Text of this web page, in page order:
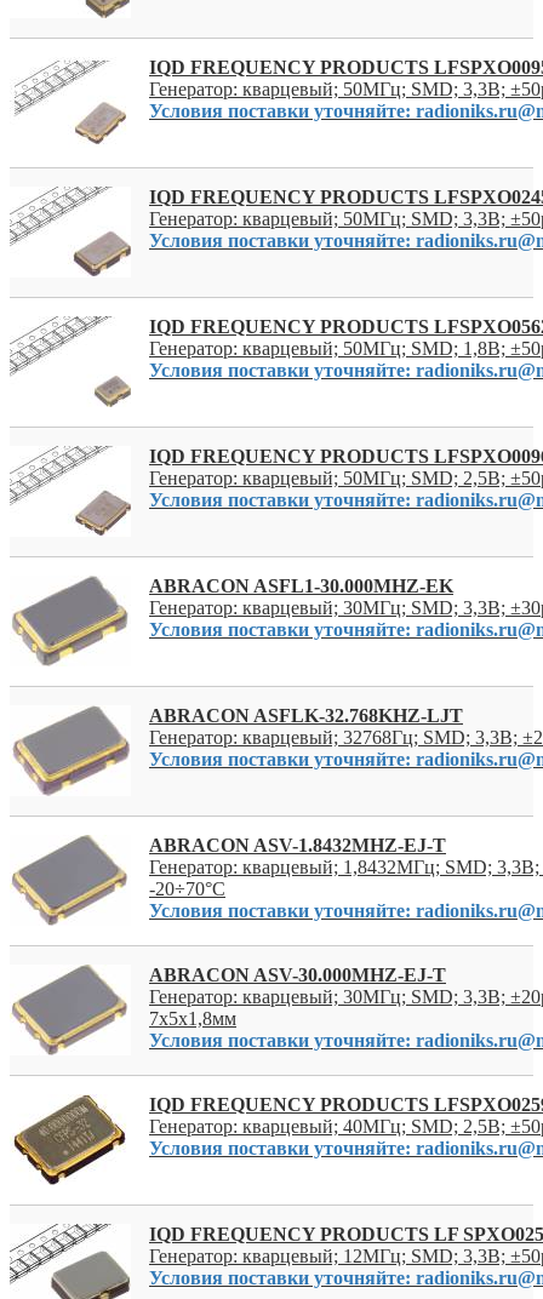
IQD FREQUENCY PRODUCTS
Генератор: кварцевый; 50МГц; SMD; 3,3В;
Условия поставки уточняйте:
IQD FREQUENCY PRODUCTS
Генератор: кварцевый; 50МГц; SMD; 3,3В;
Условия поставки уточняйте:
IQD FREQUENCY PRODUCTS
Генератор: кварцевый; 50МГц; SMD; 1,8В;
Условия поставки уточняйте:
IQD FREQUENCY PRODUCTS
Генератор: кварцевый; 50МГц; SMD; 2,5В;
Условия поставки уточняйте:
ABRACON ASFL1-30.000MHZ-EK
Генератор: кварцевый; 30МГц; SMD; 3,3В;
Условия поставки уточняйте:
ABRACON ASFLK-32.768KHZ-LJT
Генератор: кварцевый; 32768Гц; SMD; 3,3В;
Условия поставки уточняйте:
ABRACON ASV-1.8432MHZ-EJ-T
Генератор: кварцевый; 1,8432МГц; SMD; 3,3В;
-20÷70°C
Условия поставки уточняйте:
ABRACON ASV-30.000MHZ-EJ-T
Генератор: кварцевый; 30МГц; SMD; 3,3В;
7x5x1,8мм
Условия поставки уточняйте:
IQD FREQUENCY PRODUCTS
Генератор: кварцевый; 40МГц; SMD; 2,5В;
Условия поставки уточняйте:
IQD FREQUENCY PRODUCTS LF
Генератор: кварцевый; 12МГц; SMD; 3,3В;
Условия поставки уточняйте: